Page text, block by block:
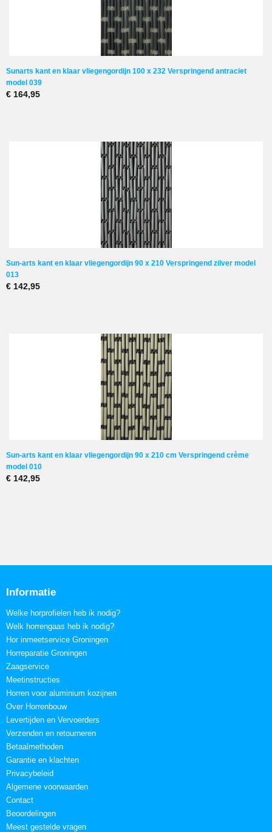
Sunarts kant en klaar vliegengordijn 100 x 232 Verspringend antraciet
model 039
€ 164,95
Sun-arts kant en klaar vliegengordijn 90 x 210 Verspringend zilver model
013
€ 142,95
Sun-arts kant en klaar vliegengordijn 90 x 210 cm Verspringend crème
model 010
€ 142,95
Informatie
Welke horprofielen heb ik nodig?
Welk horrengaas heb ik nodig?
Hor inmeetservice Groningen
Horreparatie Groningen
Zaagservice
Meetinstructies
Horren voor aluminium kozijnen
Over Horrenbouw
Levertijden en Vervoerders
Verzenden en retourneren
Betaalmethoden
Garantie en klachten
Privacybeleid
Algemene voorwaarden
Contact
Beoordelingen
Meest gestelde vragen